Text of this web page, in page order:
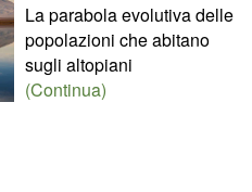
La parabola evolutiva delle
popolazioni che abitano
sugli altopiani
(Continua)